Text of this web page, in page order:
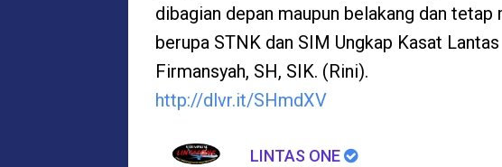
dibagian depan maupun belakang dan
berupa STNK dan SIM Ungkap Kasat
Firmansyah, SH, SIK. (Rini).
http://dlvr.it/SHmdXV
LINTAS ONE